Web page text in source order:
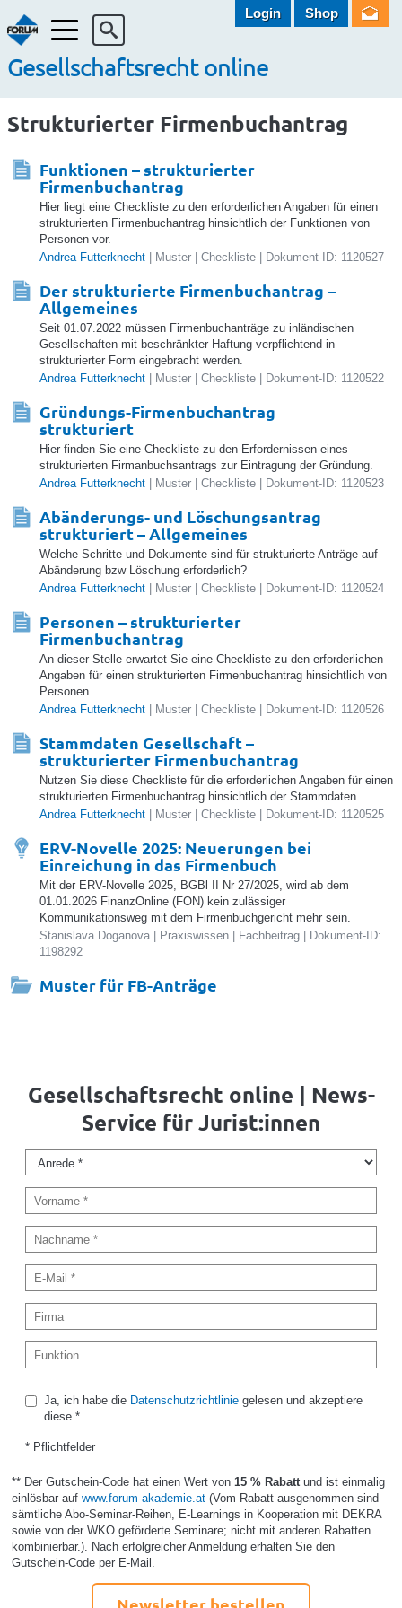
Menü
Gesellschaftsrecht online
Login Shop
Strukturierter Firmenbuchantrag
Funktionen – strukturierter
Firmenbuchantrag
Hier liegt eine Checkliste zu den erforderlichen Angaben für einen
strukturierten Firmenbuchantrag hinsichtlich der Funktionen von
Personen vor.
Andrea Futterknecht | Muster | Checkliste | Dokument-ID: 1120527
Der strukturierte Firmenbuchantrag –
Allgemeines
Seit 01.07.2022 müssen Firmenbuchanträge zu inländischen
Gesellschaften mit beschränkter Haftung verpflichtend in
strukturierter Form eingebracht werden.
Andrea Futterknecht | Muster | Checkliste | Dokument-ID: 1120522
Gründungs-Firmenbuchantrag
strukturiert
Hier finden Sie eine Checkliste zu den Erfordernissen eines
strukturierten Firmanbuchsantrags zur Eintragung der Gründung.
Andrea Futterknecht | Muster | Checkliste | Dokument-ID: 1120523
Abänderungs- und Löschungsantrag
strukturiert – Allgemeines
Welche Schritte und Dokumente sind für strukturierte Anträge auf
Abänderung bzw Löschung erforderlich?
Andrea Futterknecht | Muster | Checkliste | Dokument-ID: 1120524
Personen – strukturierter
Firmenbuchantrag
An dieser Stelle erwartet Sie eine Checkliste zu den erforderlichen
Angaben für einen strukturierten Firmenbuchantrag hinsichtlich von
Personen.
Andrea Futterknecht | Muster | Checkliste | Dokument-ID: 1120526
Stammdaten Gesellschaft –
strukturierter Firmenbuchantrag
Nutzen Sie diese Checkliste für die erforderlichen Angaben für einen
strukturierten Firmenbuchantrag hinsichtlich der Stammdaten.
Andrea Futterknecht | Muster | Checkliste | Dokument-ID: 1120525
ERV-Novelle 2025: Neuerungen bei
Einreichung in das Firmenbuch
Mit der ERV-Novelle 2025, BGBl II Nr 27/2025, wird ab dem
01.01.2026 FinanzOnline (FON) kein zulässiger
Kommunikationsweg mit dem Firmenbuchgericht mehr sein.
Stanislava Doganova | Praxiswissen | Fachbeitrag | Dokument-ID:
1198292
Muster für FB-Anträge
Gesellschaftsrecht online | News-
Service für Jurist:innen
Ja, ich habe die Datenschutzrichtliniegelesen und akzeptiere
diese.*
* Pflichtfelder
** Der Gutschein-Code hat einen Wert von 15 % Rabatt und ist einmalig
einlösbar auf www.forum-akademie.at(Vom Rabatt ausgenommen sind
sämtliche Abo-Seminar-Reihen, E-Learnings in Kooperation mit DEKRA
sowie von der WKO geförderte Seminare; nicht mit anderen Rabatten
kombinierbar.). Nach erfolgreicher Anmeldung erhalten Sie den
Gutschein-Code per E-Mail.
Newsletter bestellen